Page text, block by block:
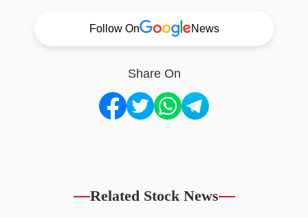
Follow On News
Share On
Related Stock News